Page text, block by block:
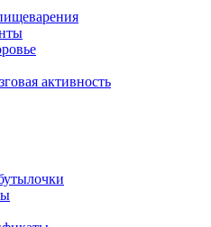
активность